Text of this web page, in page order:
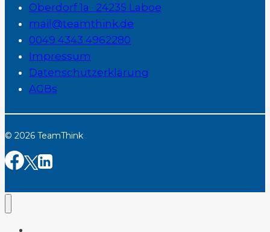
Oberdorf 1a · 24235 Laboe
mail@teamthink.de
0049 4343 4962280
Impressum
Datenschutzerklärung
AGBs
© 2026 TeamThink